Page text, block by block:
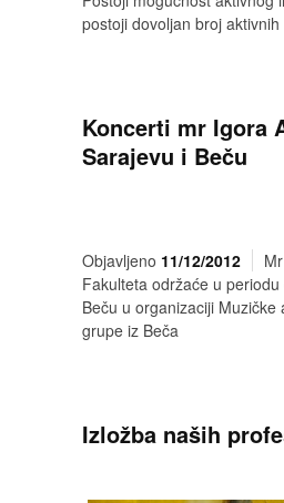
postoji dovoljan broj aktivnih
Koncerti mr Igora
Sarajevu i Beču
Objavljeno 11/12/2012
Fakulteta održaće u
Beču u organizaciji
grupe iz Beča
Izložba naših